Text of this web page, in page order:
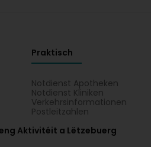
Praktisch
Notdienst Apotheken
Notdienst Kliniken
Verkehrsinformationen
Postleitzahlen
Aktivitéit a Lëtzebuerg